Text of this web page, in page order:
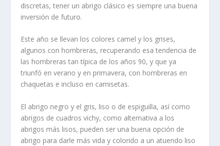
discretas, tener un abrigo clásico es siempre una buena
inversión de futuro.
Este año se llevan los colores camel y los grises,
algunos con hombreras, recuperando esa tendencia de
las hombreras tan típica de los años 90, y que ya
triunfó en verano y en primavera, con hombreras en
chaquetas e incluso en camisetas.
El abrigo negro y el gris, liso o de espiguilla, así como
abrigos de cuadros vichy, como alternativa a los
abrigos más lisos, pueden ser una buena opción de
abrigo para darle más vida y colorido a un atuendo liso